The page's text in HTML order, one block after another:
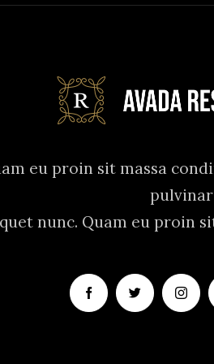
eu proin sit massa
pulvinar
nunc. Quam eu proin